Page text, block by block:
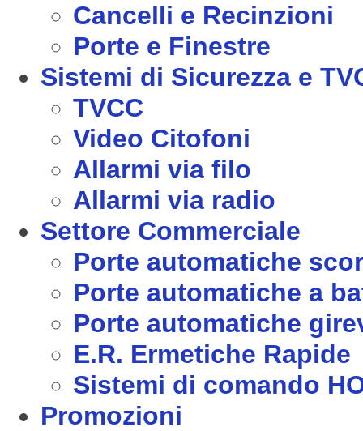
Cancelli e Recinzioni
Porte e Finestre
Sistemi di Sicurezza e
TVCC
Video Citofoni
Allarmi via filo
Allarmi via radio
Settore Commerciale
Porte automatiche
Porte automatiche a
Porte automatiche
E.R. Ermetiche Rapide
Sistemi di comando
Promozioni